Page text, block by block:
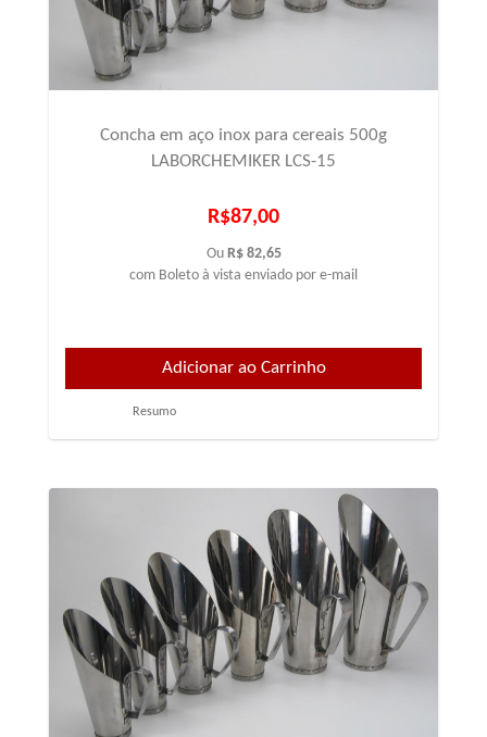
Concha em aço inox para cereais 500g
LABORCHEMIKER LCS-15
R$87,00
Ou R$ 82,65
com Boleto à vista enviado por e-mail
Resumo